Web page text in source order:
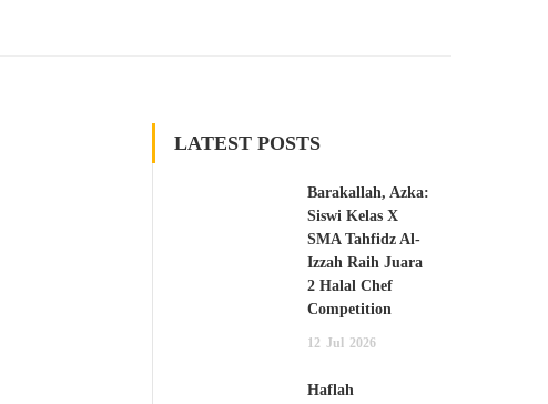
LATEST POSTS
Barakallah, Azka:
Siswi Kelas X
SMA Tahfidz Al-
Izzah Raih Juara
2 Halal Chef
Competition
12 Jul 2026
Haflah